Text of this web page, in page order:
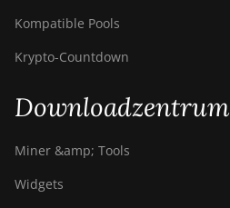
Kompatible Pools
Krypto-Countdown
Downloadzentrum
Miner &amp; Tools
Widgets